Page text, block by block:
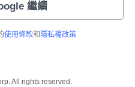
繼續
使用條款和 隱私權政策
All rights reserved.